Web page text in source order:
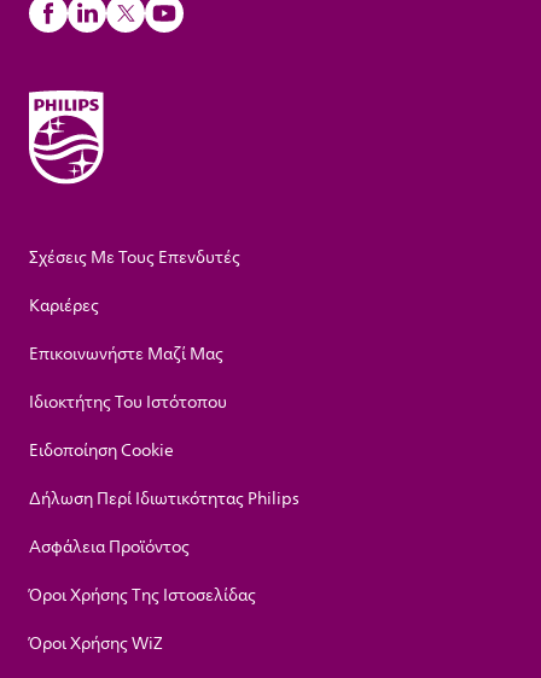
Σχέσεις Με Τους Επενδυτές
Καριέρες
Επικοινωνήστε Μαζί Μας
Ιδιοκτήτης Του Ιστότοπου
Ειδοποίηση Cookie
Δήλωση Περί Ιδιωτικότητας Philips
Ασφάλεια Προϊόντος
Όροι Χρήσης Της Ιστοσελίδας
Όροι Χρήσης WiZ